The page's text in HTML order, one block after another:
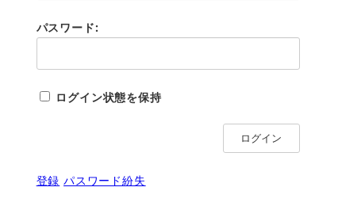
パスワード:
ログイン状態を保持
ログイン
登録 パスワード紛失